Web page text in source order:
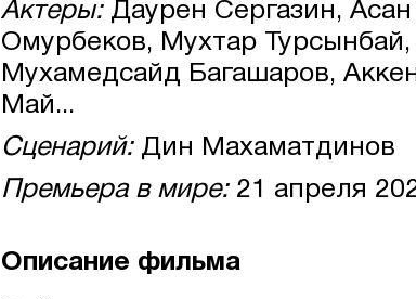
Актеры:Даурен Сергазин,
Омурбеков, Мухтар
Мухамедсайд Багашаров,
Май...
Сценарий:Дин Махаматдинов
Премьера в мире:21 апреля
Описание фильма